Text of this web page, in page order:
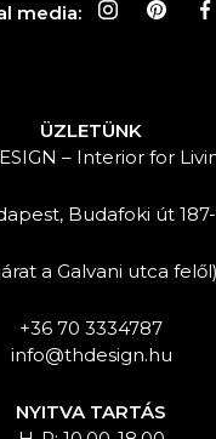
media:
ÜZLETÜNK
– Interior for
Budafoki út
a Galvani utca felől)
+36 70 3334787
info@thdesign.hu
NYITVA TARTÁS